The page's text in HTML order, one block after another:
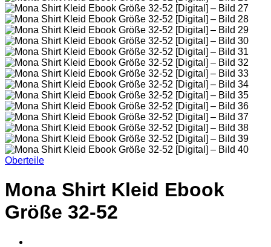
Oberteile
Mona Shirt Kleid Ebook
Größe 32-52